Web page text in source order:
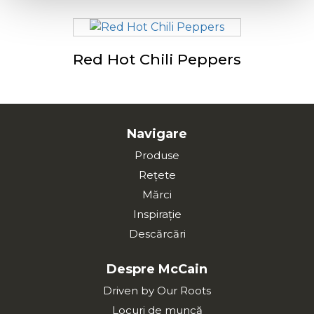
Red Hot Chili Peppers
Navigare
Produse
Rețete
Mărci
Inspirație
Descărcări
Despre McCain
Driven by Our Roots
Locuri de muncă